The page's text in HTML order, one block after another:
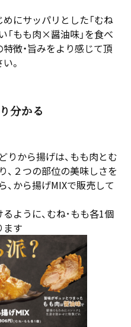
にサッパリとした「むね
「もも肉×醤油味」を食べ
徴・旨みをより感じて頂
。
分かる
りから揚げは、もも肉とむ
、２つの部位の美味しさを
から揚げMIXで販売して
ように、むね･もも各1個
ます